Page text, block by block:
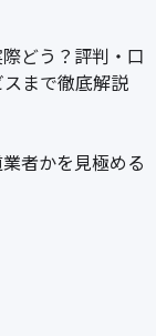
どう？評判・口
まで徹底解説
者かを見極める